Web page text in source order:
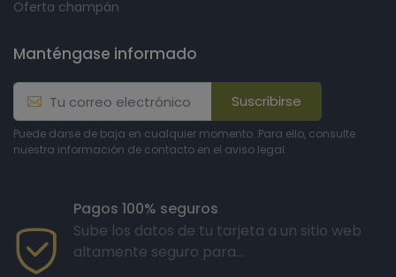
Oferta champán
Manténgase informado
Suscribirse
Puede darse de baja en cualquier momento. Para ello, consulte
nuestra información de contacto en el aviso legal.
Pagos 100% seguros
Sube los datos de tu tarjeta a un sitio web
altamente seguro para...